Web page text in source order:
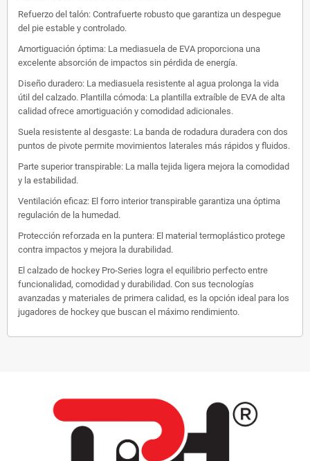
Refuerzo del talón: Contrafuerte robusto que garantiza un despegue
del pie estable y controlado.
Amortiguación óptima: La mediasuela de EVA proporciona una
excelente absorción de impactos sin pérdida de energía.
Diseño duradero: La mediasuela resistente al agua prolonga la vida
útil del calzado. Plantilla cómoda: La plantilla extraíble de EVA de alta
calidad ofrece amortiguación y comodidad adicionales.
Suela resistente al desgaste: La banda de rodadura duradera con dos
puntos de pivote permite movimientos laterales más rápidos y fluidos.
Parte superior transpirable: La malla tejida ligera mejora la comodidad
y la estabilidad.
Ventilación eficaz: El forro interior transpirable garantiza una óptima
regulación de la humedad.
Protección reforzada en la puntera: El material termoplástico protege
contra impactos y mejora la durabilidad.
El calzado de hockey Pro-Series logra el equilibrio perfecto entre
funcionalidad, comodidad y durabilidad. Con sus tecnologías
avanzadas y materiales de primera calidad, es la opción ideal para los
jugadores de hockey que buscan el máximo rendimiento.